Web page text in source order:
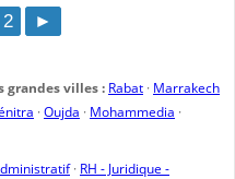
2 ►
grandes villes : Rabat · Marrakech
·Oujda · Mohammedia ·
· RH - Juridique -